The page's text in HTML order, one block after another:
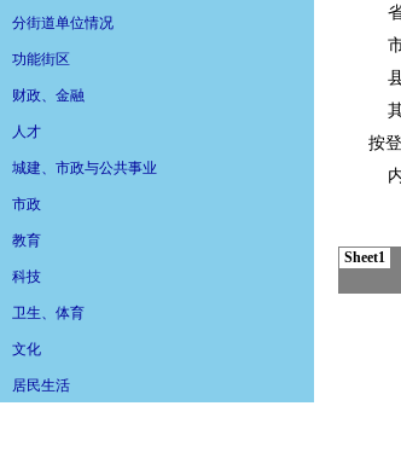
分街道单位情况
功能街区
财政、金融
人才
城建、市政与公共事业
市政
教育
科技
卫生、体育
文化
居民生活